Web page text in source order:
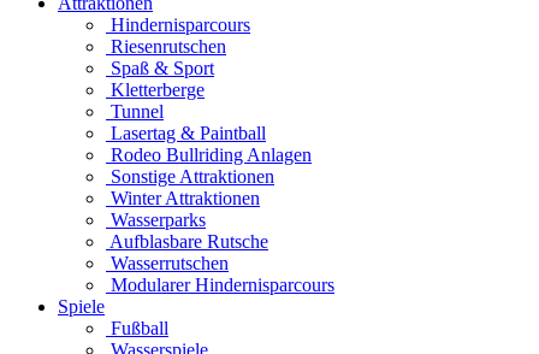
Hindernisparcours
Riesenrutschen
Spaß & Sport
Kletterberge
Tunnel
Lasertag & Paintball
Rodeo Bullriding Anlagen
Sonstige Attraktionen
Winter Attraktionen
Wasserparks
Aufblasbare Rutsche
Wasserrutschen
Modularer Hindernisparcours
Spiele
Fußball
Wasserspiele